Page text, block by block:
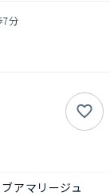
7分
アマリージュ